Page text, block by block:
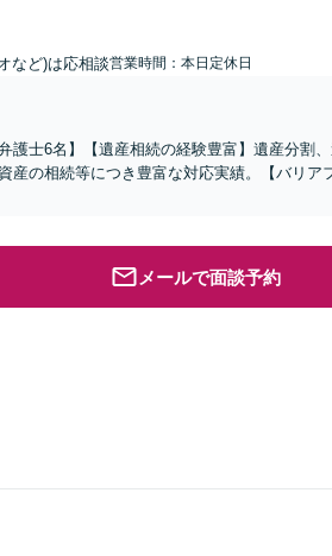
など)は応相談営業時間：本日定休日
士6名】【遺産相続の経験豊富】遺産分割、
産の相続等につき豊富な対応実績。【バリア
メールで面談予約